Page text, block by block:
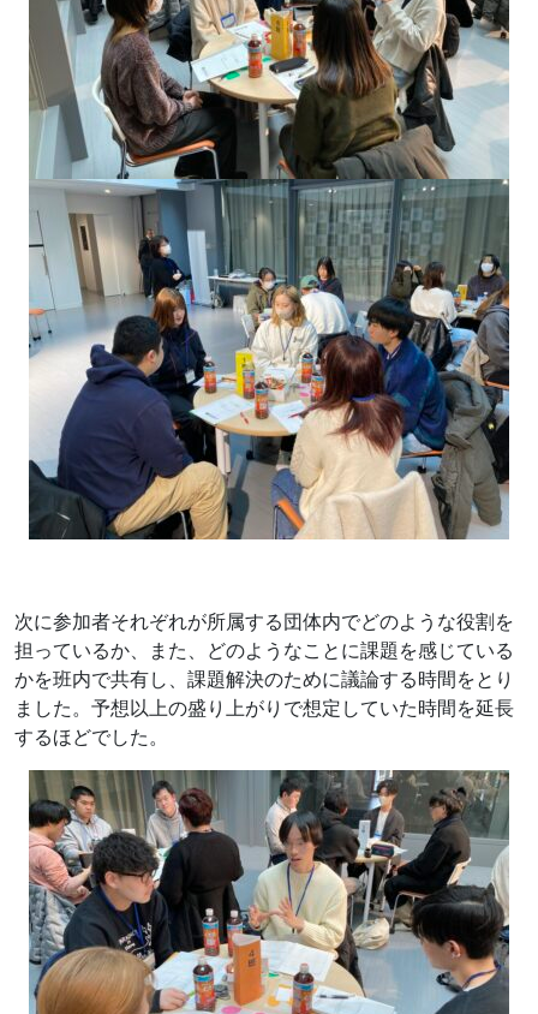
次に参加者それぞれが所属する団体内でどのような役割を
担っているか、また、どのようなことに課題を感じている
かを班内で共有し、課題解決のために議論する時間をとり
ました。予想以上の盛り上がりで想定していた時間を延長
するほどでした。